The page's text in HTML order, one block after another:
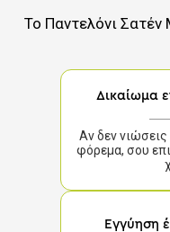
Το Παντελόνι
Δικαίωμα
Αν δεν
φόρεμα, σου
Εγγύηση